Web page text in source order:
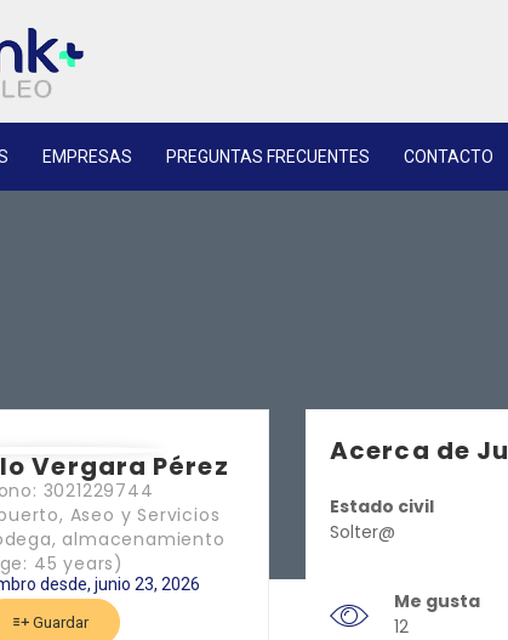
EMPRESAS PREGUNTAS FRECUENTES CONTACTO
Vergara Pérez
3021229744
Aseo y Servicios
almacenamiento
45 years)
desde, junio 23, 2026
Guardar
Acerca de
Estado civil
Solter@
Me gusta
12